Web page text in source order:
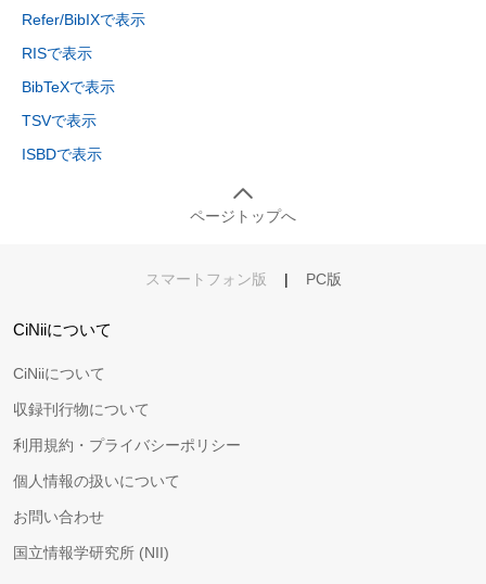
Refer/BibIXで表示
RISで表示
BibTeXで表示
TSVで表示
ISBDで表示
ページトップへ
スマートフォン版 | PC版
CiNiiについて
CiNiiについて
収録刊行物について
利用規約・プライバシーポリシー
個人情報の扱いについて
お問い合わせ
国立情報学研究所 (NII)